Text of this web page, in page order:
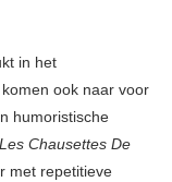
in het
ook naar voor
humoristische
Les Chausettes De
met repetitieve